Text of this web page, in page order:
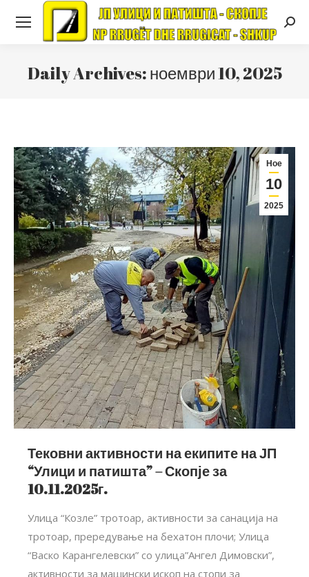
Daily Archives:ноември 10, 2025
Ное
10
2025
Тековни активности на екипите на ЈП
“Улици и патишта” – Скопје за
10.11.2025г.
Улица “Козле” тротоар, активности за санација на
тротоар, прередување на бехатон плочи; Улица
“Васко Карангелевски” со улица”Ангел Димовски”,
активности за машински ископ на стопи за